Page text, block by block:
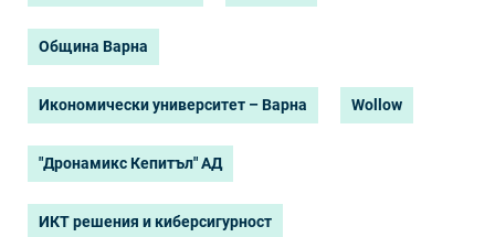
Община Варна
Икономически университет – Варна Wollow
"Дронамикс Кепитъл" АД
ИКТ решения и киберсигурност